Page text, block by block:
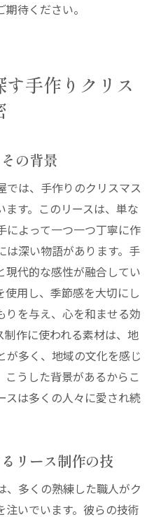
待ください。
手作りクリス
の背景
では、手作りのクリスマス
ます。このリースは、単な
によって一つ一つ丁寧に作
は深い物語があります。手
現代的な感性が融合してい
使用し、季節感を大切にし
りを与え、心を和ませる効
作に使われる素材は、地
が多く、地域の文化を感じ
こうした背景があるからこ
スは多くの人々に愛され続
リース制作の技
、多くの熟練した職人がク
注いでいます。彼らの技術